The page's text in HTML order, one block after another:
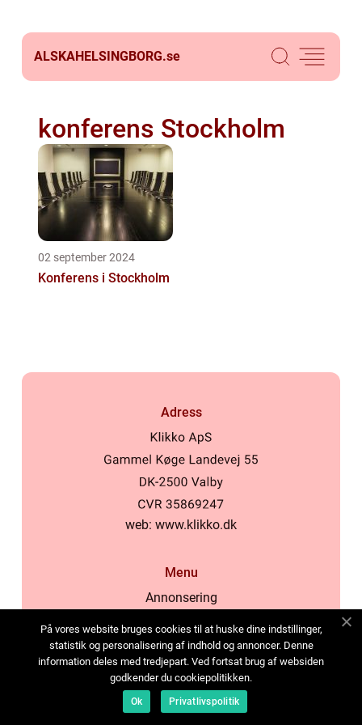
ALSKAHELSINGBORG.se
konferens Stockholm
02 september 2024
Konferens i Stockholm
Adress
web: www.klikko.dk
Menu
Annonsering
Cookies
Kontakta oss
Sitemap
På vores website bruges cookies til at huske dine indstillinger,
statistik og personalisering af indhold og annoncer. Denne
information deles med tredjepart. Ved fortsat brug af websiden
godkender du cookiepolitikken.
Ok Privatlivspolitik